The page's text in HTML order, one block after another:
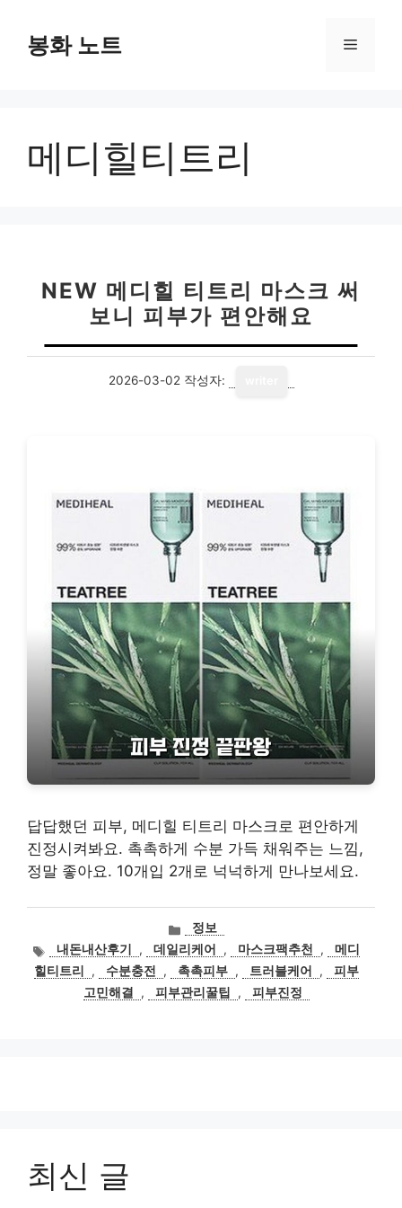
봉화 노트 메
메디힐티트리
NEW 메디힐 티트리 마스크 써
보니 피부가 편안해요
2026-03-02 작성자:
답답했던 피부, 메디힐 티트리 마스크로 편안하게
진정시켜봐요. 촉촉하게 수분 가득 채워주는 느낌,
정말 좋아요. 10개입 2개로 넉넉하게 만나보세요.
카
테
고
리
정보
태
그
내돈내산후기 , 데일리케어 , 마스크팩추천 ,
메디
힐티트리
, 수분충전 , 촉촉피부 , 트러블케어 ,
피부
고민해결
, 피부관리꿀팁 , 피부진정
최신 글